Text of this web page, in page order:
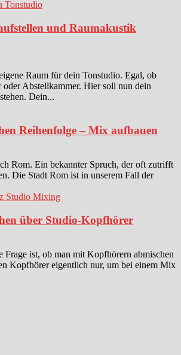
und Raumakustik
Raum für dein Tonstudio. Egal, ob
Abstellkammer. Hier soll nun dein
Dein...
Reihenfolge – Mix aufbauen
Rom. Ein bekannter Spruch, der oft zutrifft
Die Stadt Rom ist in unserem Fall der
über Studio-Kopfhörer
Frage ist, ob man mit Kopfhörern abmischen
Kopfhörer eigentlich nur, um bei einem Mix